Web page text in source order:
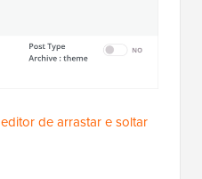
editor de arrastar e soltar